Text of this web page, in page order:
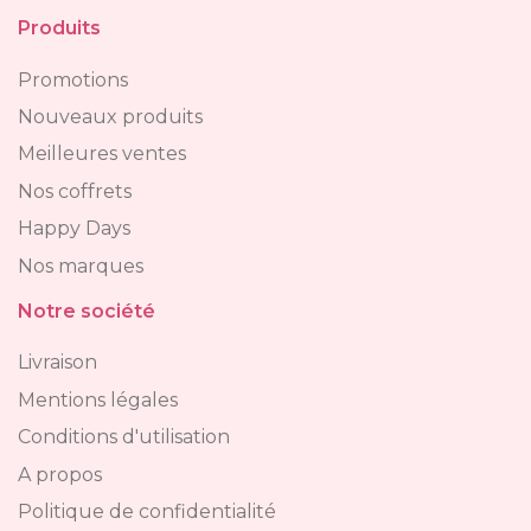
Produits
Promotions
Nouveaux produits
Meilleures ventes
Nos coffrets
Happy Days
Nos marques
Notre société
Livraison
Mentions légales
Conditions d'utilisation
A propos
Politique de confidentialité